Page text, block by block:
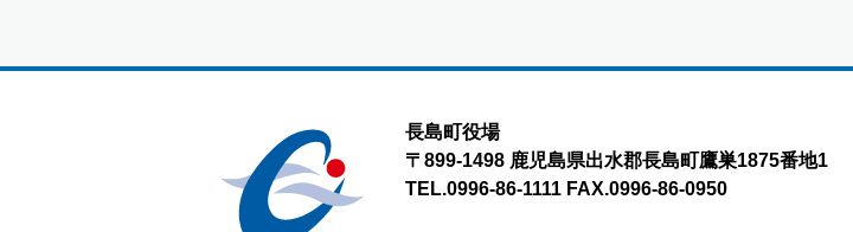
長島町役場
〒899-1498 鹿児島県出水郡長島町鷹巣1875番地1
TEL.0996-86-1111 FAX.0996-86-0950